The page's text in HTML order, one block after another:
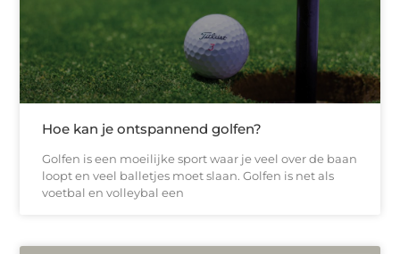
Hoe kan je ontspannend golfen?
Golfen is een moeilijke sport waar je veel over de baan
loopt en veel balletjes moet slaan. Golfen is net als
voetbal en volleybal een